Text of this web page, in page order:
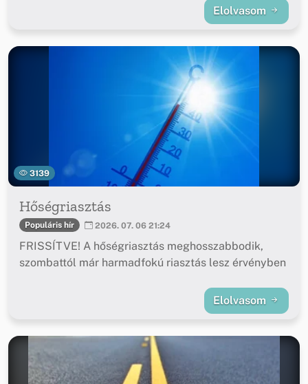
Elolvasom
3139
Hőségriasztás
Populáris hír 2026. 07. 06 21:24
FRISSÍTVE! A hőségriasztás meghosszabbodik,
szombattól már harmadfokú riasztás lesz érvényben
Elolvasom